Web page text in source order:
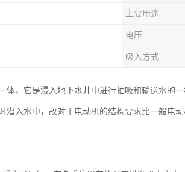
主要用途
电压
吸入方式
体，它是浸入地下水井中进行抽吸和输送水的
潜入水中，故对于电动机的结构要求比一般电